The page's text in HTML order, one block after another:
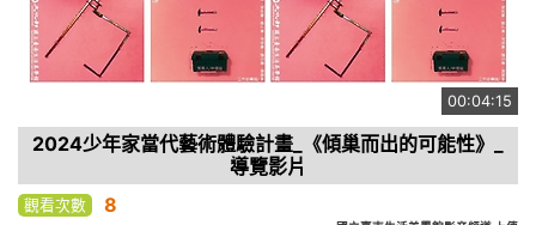
00:04:15
2024少年家當代藝術體驗計畫_《傾巢而出的可能性》_
導覽影片
觀看次數 8